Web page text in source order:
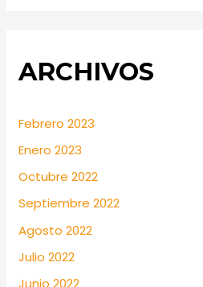
ARCHIVOS
Febrero 2023
Enero 2023
Octubre 2022
Septiembre 2022
Agosto 2022
Julio 2022
Junio 2022